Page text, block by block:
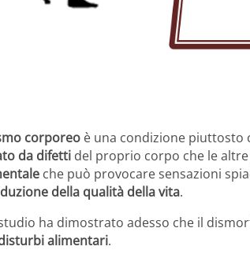
corporeo è una condizione piuttosto
da difetti del proprio corpo che le
che può provocare sensazioni
della qualità della vita.
ha dimostrato adesso che il
alimentari.